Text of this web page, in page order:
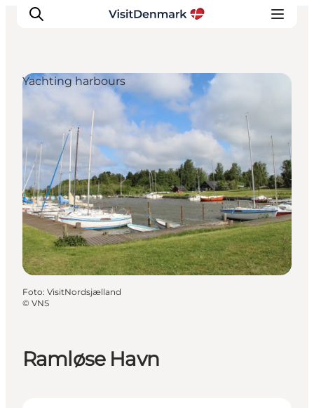
Inspiratie
Bestemmingen
Wat te doen
Accommodaties
Plan je reis
Ramløse Havn
Yachting harbours
Foto: VisitNordsjælland
© VNS